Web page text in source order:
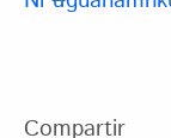
Compartir